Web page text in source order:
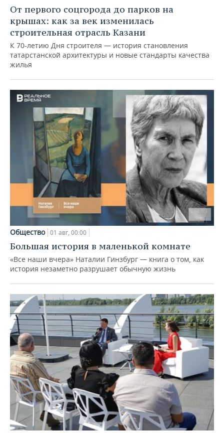
От первого соцгорода до парков на
крышах: как за век изменилась
строительная отрасль Казани
К 70-летию Дня строителя — история становления
татарстанской архитектуры и новые стандарты качества
жилья
Общество 01 авг, 00:00
Большая история в маленькой комнате
«Все наши вчера» Наталии Гинзбург — книга о том, как
история незаметно разрушает обычную жизнь